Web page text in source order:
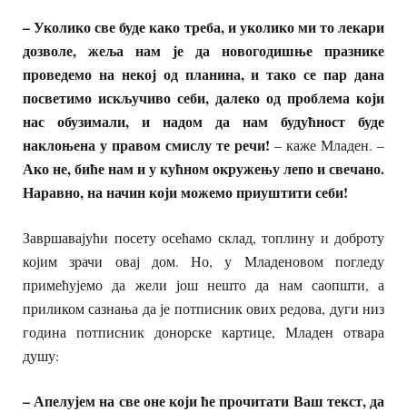
– Уколико све буде како треба, и уколико ми то лекари
дозволе, жеља нам је да новогодишње празнике
проведемо на некој од планина, и тако се пар дана
посветимо искључиво себи, далеко од проблема који
нас обузимали, и надом да нам будућност буде
наклоњена у правом смислу те речи! – каже Младен. –
Ако не, биће нам и у кућном окружењу лепо и свечано.
Наравно, на начин који можемо приуштити себи!
Завршавајући посету осећамо склад, топлину и доброту
којим зрачи овај дом. Но, у Младеновом погледу
примећујемо да жели још нешто да нам саопшти, а
приликом сазнања да је потписник ових редова, дуги низ
година потписник донорске картице, Младен отвара
душу:
– Апелујем на све оне који ће прочитати Ваш текст, да